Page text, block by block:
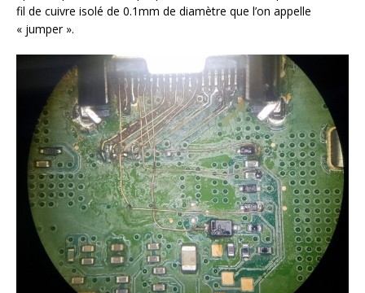
fil de cuivre isolé de 0.1mm de diamètre que l’on appelle
« jumper ».